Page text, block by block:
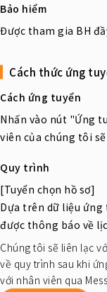
Bảo hiểm
Được tham gia BH
Cách thức ứng
Cách ứng tuyển
Nhấn vào nút "Ứng
viên của chúng tôi
Quy trình
[Tuyển chọn hồ sơ]
Dựa trên dữ liệu
được thông báo về
Chúng tôi sẽ liên lạc
về quy trình sau khi
với nhân viên qua